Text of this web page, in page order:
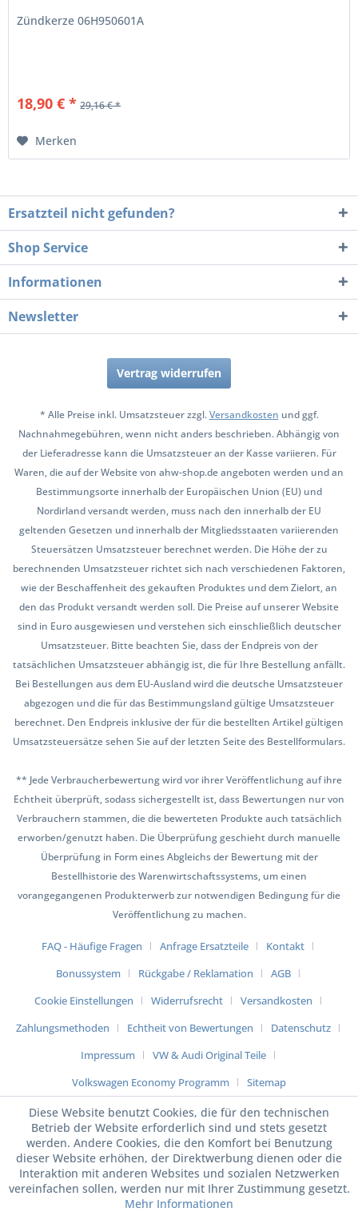
Zündkerze 06H950601A
18,90 € * 29,16 € *
Merken
Ersatzteil nicht gefunden?
Shop Service
Informationen
Newsletter
Vertrag widerrufen
* Alle Preise inkl. Umsatzsteuer zzgl.Versandkosten und ggf.
Nachnahmegebühren, wenn nicht anders beschrieben. Abhängig von
der Lieferadresse kann die Umsatzsteuer an der Kasse variieren. Für
Waren, die auf der Website von ahw-shop.de angeboten werden und an
Bestimmungsorte innerhalb der Europäischen Union (EU) und
Nordirland versandt werden, muss nach den innerhalb der EU
geltenden Gesetzen und innerhalb der Mitgliedsstaaten variierenden
Steuersätzen Umsatzsteuer berechnet werden. Die Höhe der zu
berechnenden Umsatzsteuer richtet sich nach verschiedenen Faktoren,
wie der Beschaffenheit des gekauften Produktes und dem Zielort, an
den das Produkt versandt werden soll. Die Preise auf unserer Website
sind in Euro ausgewiesen und verstehen sich einschließlich deutscher
Umsatzsteuer. Bitte beachten Sie, dass der Endpreis von der
tatsächlichen Umsatzsteuer abhängig ist, die für Ihre Bestellung anfällt.
Bei Bestellungen aus dem EU-Ausland wird die deutsche Umsatzsteuer
abgezogen und die für das Bestimmungsland gültige Umsatzsteuer
berechnet. Den Endpreis inklusive der für die bestellten Artikel gültigen
Umsatzsteuersätze sehen Sie auf der letzten Seite des Bestellformulars.
** Jede Verbraucherbewertung wird vor ihrer Veröffentlichung auf ihre
Echtheit überprüft, sodass sichergestellt ist, dass Bewertungen nur von
Verbrauchern stammen, die die bewerteten Produkte auch tatsächlich
erworben/genutzt haben. Die Überprüfung geschieht durch manuelle
Überprüfung in Form eines Abgleichs der Bewertung mit der
Bestellhistorie des Warenwirtschaftssystems, um einen
vorangegangenen Produkterwerb zur notwendigen Bedingung für die
Veröffentlichung zu machen.
FAQ - Häufige Fragen Anfrage Ersatzteile
Kontakt
Bonussystem
Rückgabe / Reklamation
AGB
Cookie Einstellungen
Widerrufsrecht
Versandkosten
Zahlungsmethoden
Echtheit von Bewertungen
Datenschutz
Impressum
VW & Audi Original Teile
Volkswagen Economy Programm
Sitemap
Diese Website benutzt Cookies, die für den technischen
Betrieb der Website erforderlich sind und stets gesetzt
werden. Andere Cookies, die den Komfort bei Benutzung
dieser Website erhöhen, der Direktwerbung dienen oder die
Interaktion mit anderen Websites und sozialen Netzwerken
vereinfachen sollen, werden nur mit Ihrer Zustimmung gesetzt.
Mehr Informationen